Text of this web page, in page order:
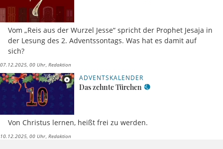
Vom „Reis aus der Wurzel Jesse“ spricht der Prophet Jesaja in
der Lesung des 2. Adventssontags. Was hat es damit auf
sich?
07.12.2025, 00 Uhr Redaktion
ADVENTSKALENDER
Das zehnte Türchen
Von Christus lernen, heißt frei zu werden.
10.12.2025, 00 Uhr Redaktion